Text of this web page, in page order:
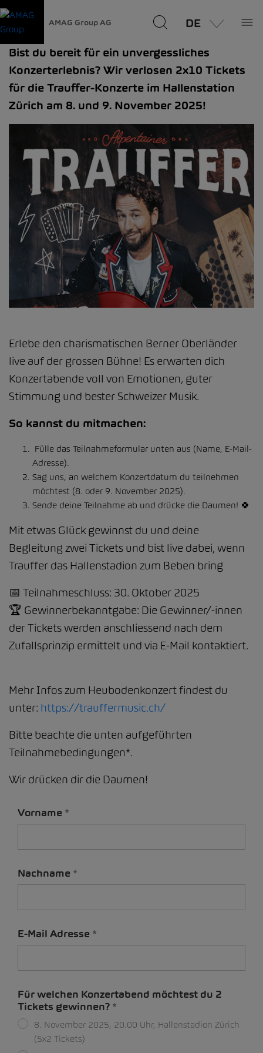
AMAG Group AG DE
Bist du bereit für ein unvergessliches
Konzerterlebnis? Wir verlosen 2x10 Tickets
für die Trauffer-Konzerte im Hallenstation
Zürich am 8. und 9. November 2025!
Erlebe den charismatischen Berner Oberländer
live auf der grossen Bühne! Es erwarten dich
Konzertabende voll von Emotionen, guter
Stimmung und bester Schweizer Musik.
So kannst du mitmachen:
Fülle das Teilnahmeformular unten aus (Name, E-Mail-
Adresse).
Sag uns, an welchem Konzertdatum du teilnehmen
möchtest (8. oder 9. November 2025).
Sende deine Teilnahme ab und drücke die Daumen! 🍀
Mit etwas Glück gewinnst du und deine
Begleitung zwei Tickets und bist live dabei, wenn
Trauffer das Hallenstadion zum Beben bring
📅 Teilnahmeschluss: 30. Oktober 2025
🏆 Gewinnerbekanntgabe: Die Gewinner/-innen
der Tickets werden anschliessend nach dem
Zufallsprinzip ermittelt und via E-Mail kontaktiert.
Mehr Infos zum Heubodenkonzert findest du
unter: https://trauffermusic.ch/
Bitte beachte die unten aufgeführten
Teilnahmebedingungen*.
Wir drücken dir die Daumen!
Vorname
Nachname
E-Mail Adresse
Für welchen Konzertabend möchtest du 2
Tickets gewinnen?
8. November 2025, 20.00 Uhr, Hallenstadion Zürich
(5x2 Tickets)